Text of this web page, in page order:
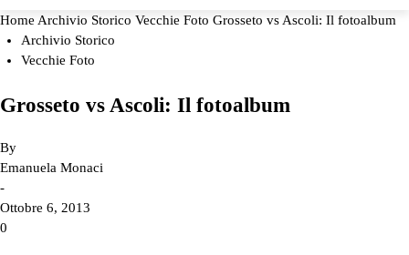
Home Archivio Storico Vecchie Foto Grosseto vs Ascoli: Il fotoalbum
Archivio Storico
Vecchie Foto
Grosseto vs Ascoli: Il fotoalbum
By
Emanuela Monaci
-
Ottobre 6, 2013
0